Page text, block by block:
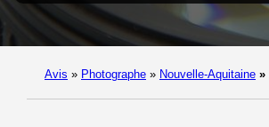
Avis » Photographe » Nouvelle-Aquitaine »